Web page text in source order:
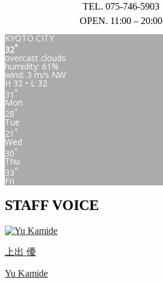
TEL. 075-746-5903
OPEN. 11:00 – 20:00
KYOTO CITY
32°
overcast clouds
humidity: 61%
wind: 3 m/s NW
H 32 • L 32
31 °
Mon
28°
Tue
21 °
Wed
30°
Thu
33°
Fri
STAFF VOICE
上出 優
Yu Kamide